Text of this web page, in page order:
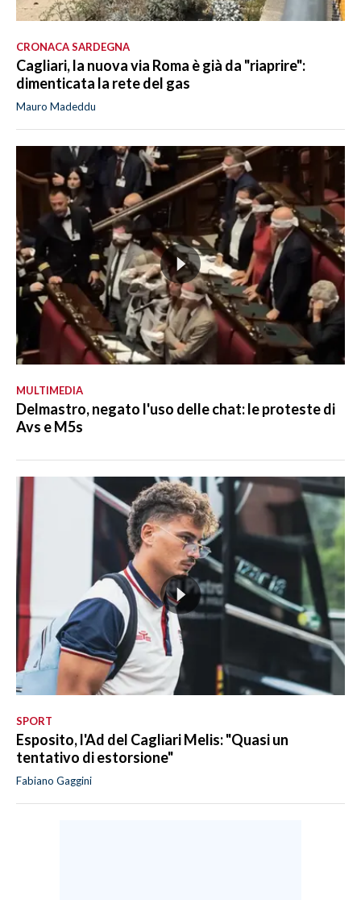
CRONACA SARDEGNA
Cagliari, la nuova via Roma è già da "riaprire":
dimenticata la rete del gas
Mauro Madeddu
MULTIMEDIA
Delmastro, negato l'uso delle chat: le proteste di
Avs e M5s
SPORT
Esposito, l'Ad del Cagliari Melis: "Quasi un
tentativo di estorsione"
Fabiano Gaggini